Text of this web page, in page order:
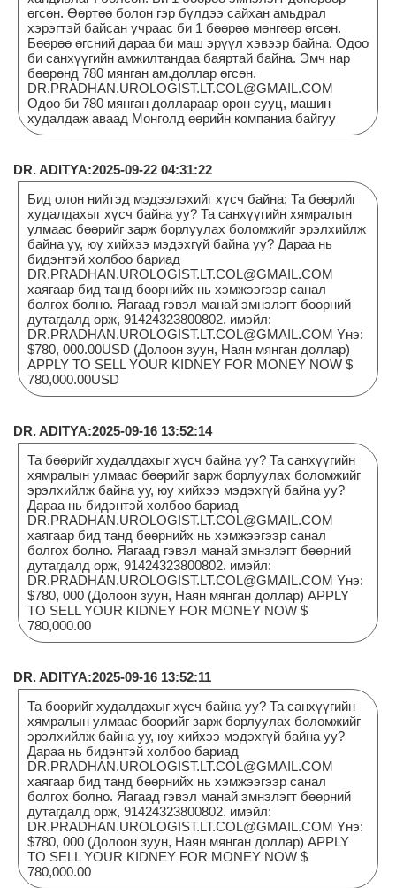
өгсөн. Өөртөө болон гэр бүлдээ сайхан амьдрал
хэрэгтэй байсан учраас би 1 бөөрөө мөнгөөр өгсөн.
Бөөрөө өгсний дараа би маш эрүүл хэвээр байна. Одоо
би санхүүгийн амжилтандаа баяртай байна. Эмч нар
бөөрөнд 780 мянган ам.доллар өгсөн.
DR.PRADHAN.UROLOGIST.LT.COL@GMAIL.COM
Одоо би 780 мянган доллараар орон сууц, машин
худалдаж аваад Монголд өөрийн компаниа байгуу
DR. ADITYA:2025-09-22 04:31:22
Бид олон нийтэд мэдээлэхийг хүсч байна; Та бөөрийг
худалдахыг хүсч байна уу? Та санхүүгийн хямралын
улмаас бөөрийг зарж борлуулах боломжийг эрэлхийлж
байна уу, юу хийхээ мэдэхгүй байна уу? Дараа нь
бидэнтэй холбоо бариад
DR.PRADHAN.UROLOGIST.LT.COL@GMAIL.COM
хаягаар бид танд бөөрнийх нь хэмжээгээр санал
болгох болно. Яагаад гэвэл манай эмнэлэгт бөөрний
дутагдалд орж, 91424323800802. имэйл:
DR.PRADHAN.UROLOGIST.LT.COL@GMAIL.COM Yнэ:
$780, 000.00USD (Долоон зуун, Наян мянган доллар)
APPLY TO SELL YOUR KIDNEY FOR MONEY NOW $
780,000.00USD
DR. ADITYA:2025-09-16 13:52:14
Та бөөрийг худалдахыг хүсч байна уу? Та санхүүгийн
хямралын улмаас бөөрийг зарж борлуулах боломжийг
эрэлхийлж байна уу, юу хийхээ мэдэхгүй байна уу?
Дараа нь бидэнтэй холбоо бариад
DR.PRADHAN.UROLOGIST.LT.COL@GMAIL.COM
хаягаар бид танд бөөрнийх нь хэмжээгээр санал
болгох болно. Яагаад гэвэл манай эмнэлэгт бөөрний
дутагдалд орж, 91424323800802. имэйл:
DR.PRADHAN.UROLOGIST.LT.COL@GMAIL.COM Yнэ:
$780, 000 (Долоон зуун, Наян мянган доллар) APPLY
TO SELL YOUR KIDNEY FOR MONEY NOW $
780,000.00
DR. ADITYA:2025-09-16 13:52:11
Та бөөрийг худалдахыг хүсч байна уу? Та санхүүгийн
хямралын улмаас бөөрийг зарж борлуулах боломжийг
эрэлхийлж байна уу, юу хийхээ мэдэхгүй байна уу?
Дараа нь бидэнтэй холбоо бариад
DR.PRADHAN.UROLOGIST.LT.COL@GMAIL.COM
хаягаар бид танд бөөрнийх нь хэмжээгээр санал
болгох болно. Яагаад гэвэл манай эмнэлэгт бөөрний
дутагдалд орж, 91424323800802. имэйл:
DR.PRADHAN.UROLOGIST.LT.COL@GMAIL.COM Yнэ:
$780, 000 (Долоон зуун, Наян мянган доллар) APPLY
TO SELL YOUR KIDNEY FOR MONEY NOW $
780,000.00